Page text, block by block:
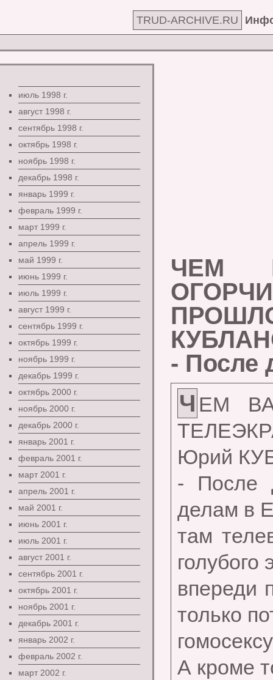
TRUD-ARCHIVE.RU
июль 1998 г.
август 1998 г.
сентябрь 1998 г.
октябрь 1998 г.
ноябрь 1998 г.
декабрь 1998 г.
январь 1999 г.
февраль 1999 г.
март 1999 г.
апрель 1999 г.
май 1999 г.
июнь 1999 г.
июль 1999 г.
август 1999 г.
сентябрь 1999 г.
октябрь 1999 г.
ноябрь 1999 г.
декабрь 1999 г.
октябрь 2000 г.
ноябрь 2000 г.
декабрь 2000 г.
январь 2001 г.
февраль 2001 г.
март 2001 г.
апрель 2001 г.
май 2001 г.
июнь 2001 г.
июль 2001 г.
август 2001 г.
сентябрь 2001 г.
октябрь 2001 г.
ноябрь 2001 г.
декабрь 2001 г.
январь 2002 г.
февраль 2002 г.
март 2002 г.
ЧЕМ
- После
Ч ЕМ
Юрий
- После
делам в
там
голубого
впереди
только
А кроме